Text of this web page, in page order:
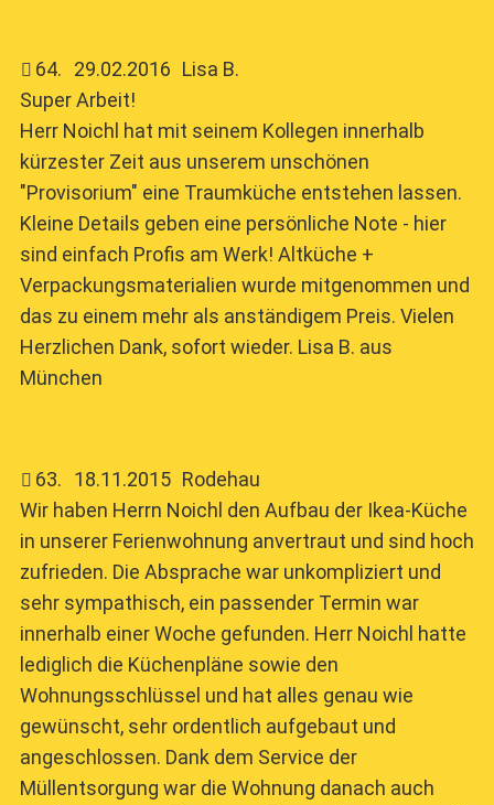
64. 29.02.2016 Lisa B.
Super Arbeit!
Herr Noichl hat mit seinem Kollegen innerhalb
kürzester Zeit aus unserem unschönen
"Provisorium" eine Traumküche entstehen lassen.
Kleine Details geben eine persönliche Note - hier
sind einfach Profis am Werk! Altküche +
Verpackungsmaterialien wurde mitgenommen und
das zu einem mehr als anständigem Preis. Vielen
Herzlichen Dank, sofort wieder. Lisa B. aus
München
63. 18.11.2015 Rodehau
Wir haben Herrn Noichl den Aufbau der Ikea-Küche
in unserer Ferienwohnung anvertraut und sind hoch
zufrieden. Die Absprache war unkompliziert und
sehr sympathisch, ein passender Termin war
innerhalb einer Woche gefunden. Herr Noichl hatte
lediglich die Küchenpläne sowie den
Wohnungsschlüssel und hat alles genau wie
gewünscht, sehr ordentlich aufgebaut und
angeschlossen. Dank dem Service der
Müllentsorgung war die Wohnung danach auch